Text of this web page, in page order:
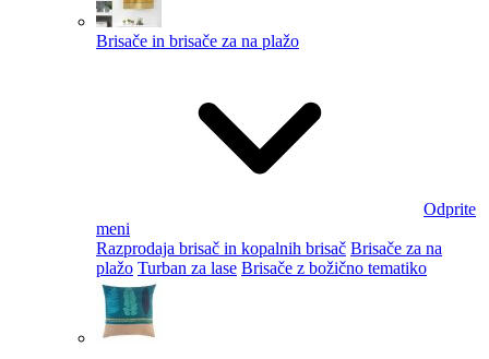
Brisače in brisače za na plažo
Odprite
meni
Razprodaja brisač in kopalnih brisač Brisače za na
plažo Turban za lase Brisače z božično tematiko